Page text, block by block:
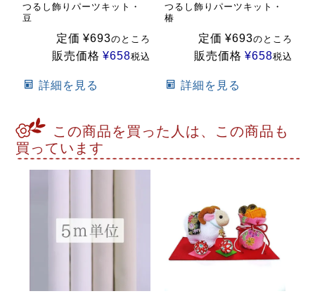
つるし飾りパーツキット・
豆
定価 ¥693のところ
販売価格 ¥658税込
詳細を見る
つるし飾りパーツキット・
椿
定価 ¥693のところ
販売価格 ¥658税込
詳細を見る
この商品を買った人は、この商品も
買っています